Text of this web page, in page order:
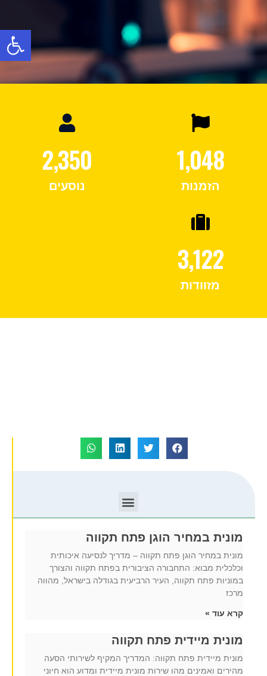
1,048
הזמנות
2,350
נוסעים
3,122
מזוודות
מונית במחיר הוגן פתח תקווה
מונית במחיר הוגן פתח תקווה – מדריך לנסיעה איכותית
וכלכלית מבוא: התחבורה הציבורית בפתח תקווה והצורך
במוניות פתח תקווה, העיר הרביעית בגודלה בישראל, מהווה
מרכז
קרא עוד »
מונית מיידית פתח תקווה
מונית מיידית פתח תקווה: המדריך המקיף לשירותי הסעה
מהירים ואמינים מהו שירות מונית מיידית ומדוע הוא חיוני